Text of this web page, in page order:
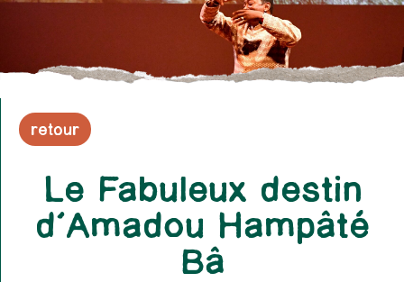
retour
Le Fabuleux destin
d’Amadou Hampâté
Bâ